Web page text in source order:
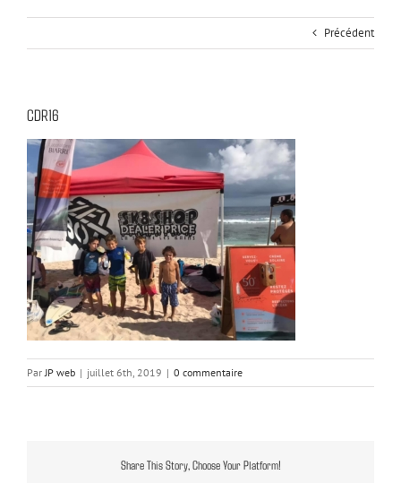
Précédent
CDR16
Par JP web | juillet 6th, 2019 | 0 commentaire
Share This Story, Choose Your Platform!